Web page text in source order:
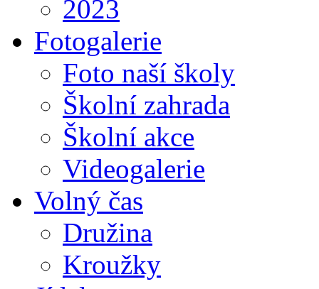
2023
Fotogalerie
Foto naší školy
Školní zahrada
Školní akce
Videogalerie
Volný čas
Družina
Kroužky